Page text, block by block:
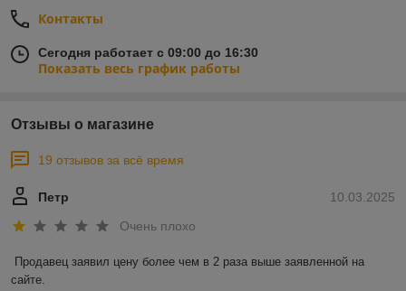
Контакты
Сегодня работает с 09:00 до 16:30
Показать весь график работы
Отзывы о магазине
19 отзывов за всё время
10.03.2025
Петр
Очень плохо
Продавец заявил цену более чем в 2 раза выше заявленной на
сайте.